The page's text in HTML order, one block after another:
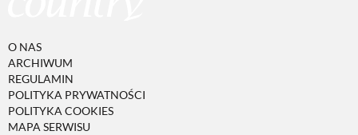
O NAS
ARCHIWUM
REGULAMIN
POLITYKA PRYWATNOŚCI
POLITYKA COOKIES
MAPA SERWISU